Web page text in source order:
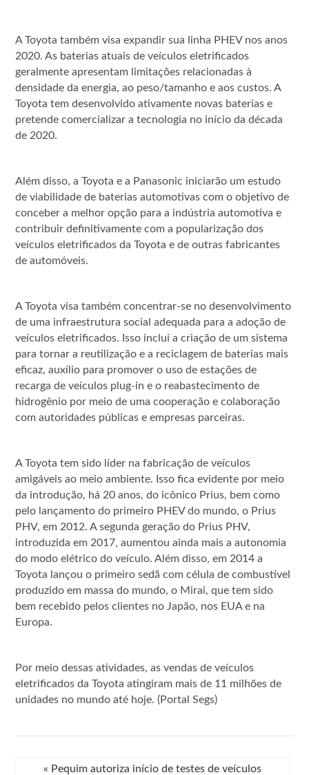
A Toyota também visa expandir sua linha PHEV nos anos
2020. As baterias atuais de veículos eletrificados
geralmente apresentam limitações relacionadas à
densidade da energia, ao peso/tamanho e aos custos. A
Toyota tem desenvolvido ativamente novas baterias e
pretende comercializar a tecnologia no início da década
de 2020.
Além disso, a Toyota e a Panasonic iniciarão um estudo
de viabilidade de baterias automotivas com o objetivo de
conceber a melhor opção para a indústria automotiva e
contribuir definitivamente com a popularização dos
veículos eletrificados da Toyota e de outras fabricantes
de automóveis.
A Toyota visa também concentrar-se no desenvolvimento
de uma infraestrutura social adequada para a adoção de
veículos eletrificados. Isso inclui a criação de um sistema
para tornar a reutilização e a reciclagem de baterias mais
eficaz, auxílio para promover o uso de estações de
recarga de veículos plug-in e o reabastecimento de
hidrogênio por meio de uma cooperação e colaboração
com autoridades públicas e empresas parceiras.
A Toyota tem sido líder na fabricação de veículos
amigáveis ao meio ambiente. Isso fica evidente por meio
da introdução, há 20 anos, do icônico Prius, bem como
pelo lançamento do primeiro PHEV do mundo, o Prius
PHV, em 2012. A segunda geração do Prius PHV,
introduzida em 2017, aumentou ainda mais a autonomia
do modo elétrico do veículo. Além disso, em 2014 a
Toyota lançou o primeiro sedã com célula de combustível
produzido em massa do mundo, o Mirai, que tem sido
bem recebido pelos clientes no Japão, nos EUA e na
Europa.
Por meio dessas atividades, as vendas de veículos
eletrificados da Toyota atingiram mais de 11 milhões de
unidades no mundo até hoje. (Portal Segs)
« Pequim autoriza início de testes de veículos